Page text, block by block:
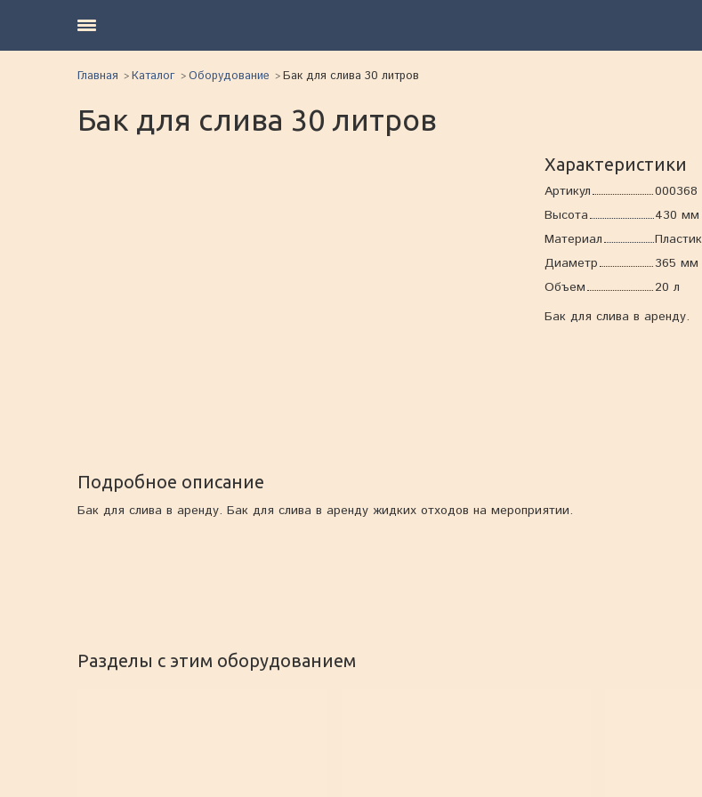
Главная Каталог Оборудование Бак для слива 30 литров
Бак для слива 30 литров
Характеристики
Артикул
000368
Высота
430 мм
Материал
Пластик
Диаметр
365 мм
Объем
20 л
Бак для слива в аренду.
Подробное описание
Бак для слива в аренду. Бак для слива в аренду жидких отходов на мероприятии.
Разделы с этим оборудованием